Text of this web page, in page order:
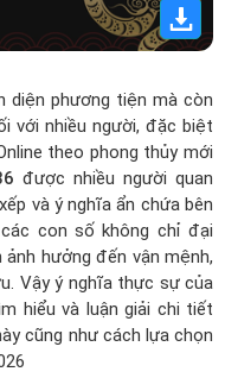
diện phương tiện mà còn
với nhiều người, đặc biệt
theo phong thủy mới
được nhiều người quan
và ý nghĩa ẩn chứa bên
con số không chỉ đại
hưởng đến vận mệnh,
Vậy ý nghĩa thực sự của
hiểu và luận giải chi tiết
cũng như cách lựa chọn